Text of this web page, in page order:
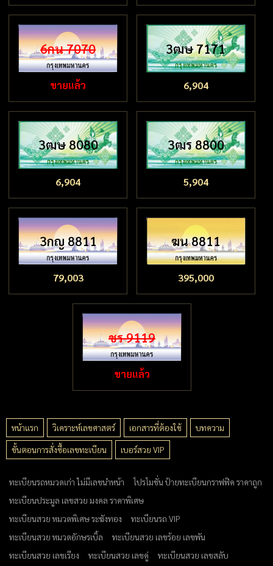
6กน 7070
ขายแล้ว
3ฒษ 7171
6,904
3ฒษ 8080
6,904
3ฒร 8800
5,904
3กญ 8811
79,003
ฆน 8811
395,000
ชร 9119
ขายแล้ว
หน้าแรก วิเคราะห์เลขศาสตร์ เอกสารที่ต้องใช้
บทความ
ขั้นตอนการสั่งซื้อเลขทะเบียน
เบอร์สวย VIP
ทะเบียนรถหมวดเก่า ไม่มีเลขนำหน้า
โปรโมชั่น ป้ายทะเบียนกราฟฟิค ราคาถูก
ทะเบียนประมูล เลขสวย มงคล ราคาพิเศษ
ทะเบียนสวย หมวดพิเศษ ระฆังทอง
ทะเบียนรถ VIP
ทะเบียนสวย หมวดอักษรเบิ้ล
ทะเบียนสวย เลขร้อย เลขพัน
ทะเบียนสวย เลขเรียง
ทะเบียนสวย เลขคู่ ทะเบียนสวย เลขสลับ